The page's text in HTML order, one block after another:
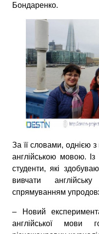
Бондаренко.
За її словами, однією
англійською мовою. Із
студенти, які
вивчати
спрямуванням
– Новий
англійської мови